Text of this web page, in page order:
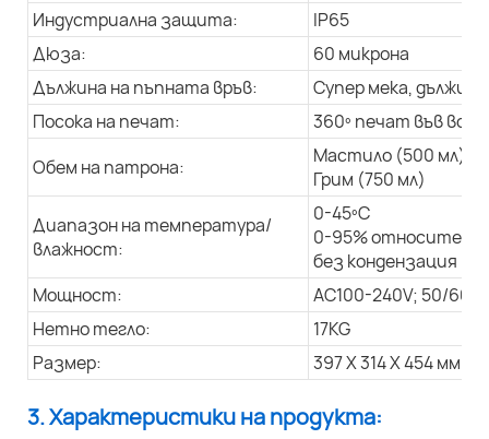
Индустриална защита:
IP65
Дюза:
60 микрона
Дължина на пъпната връв:
Супер мека,
Посока на печат:
360º печат във
Обем на патрона:
Мастило (500 мл)
Грим (750 мл)
Диапазон на температура/
влажност:
0-45ºC
0-95%
без кондензация
Мощност:
AC100-240V; 50/
Нетно тегло:
17KG
Размер:
397 X 314 X 454 мм
3. Характеристики на продукта: